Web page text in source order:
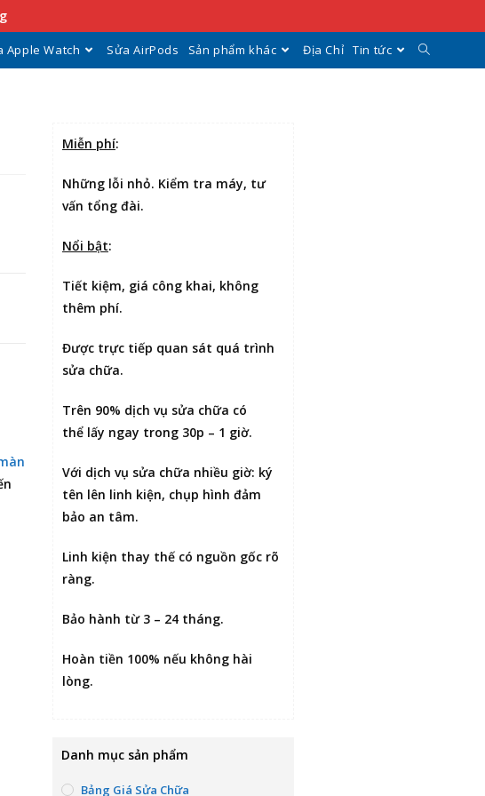
Apple Watch Sửa AirPods Sản phẩm khác Địa Chỉ Tin tức
Miễn phí:
Những lỗi nhỏ. Kiểm tra máy, tư
vấn tổng đài.
Nổi bật:
Tiết kiệm, giá công khai, không
thêm phí.
Được trực tiếp quan sát quá trình
sửa chữa.
Trên 90% dịch vụ sửa chữa có
thể lấy ngay trong 30p – 1 giờ.
Với dịch vụ sửa chữa nhiều giờ: ký
tên lên linh kiện, chụp hình đảm
bảo an tâm.
Linh kiện thay thế có nguồn gốc rõ
ràng.
Bảo hành từ 3 – 24 tháng.
Hoàn tiền 100% nếu không hài
lòng.
Danh mục sản phẩm
Bảng Giá Sửa Chữa